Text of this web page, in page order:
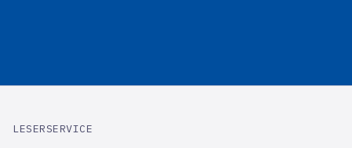
LESERSERVICE